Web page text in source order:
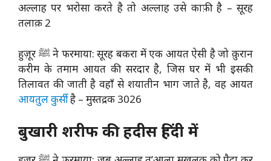
अल्लाह पर भरोसा करते है तो अल्लाह उसे काफ़ी है – सूरह
तलाक़ 2
हुज़ूर ﷺ ने फरमाया: सूरह बकरा में एक आयत ऐसी है जो क़ुरान
करीम के तमाम आयत की सरदार है, जिस घर में भी इसकी
तिलावत की जाती है वहाँ से शयातीन भाग जाते है, वह आयत
आयतुल कुर्सीहै – मुस्तद्रक 3026
बुखारी शरीफ की हदीस हिंदी में